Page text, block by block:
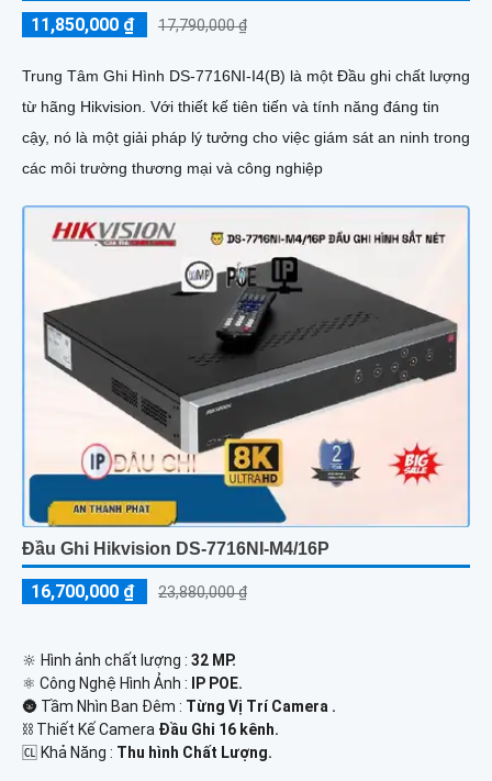
11,850,000 ₫ 17,790,000 ₫
Trung Tâm Ghi Hình DS-7716NI-I4(B) là một Đầu ghi chất lượng
từ hãng Hikvision. Với thiết kế tiên tiến và tính năng đáng tin
cậy, nó là một giải pháp lý tưởng cho việc giám sát an ninh trong
các môi trường thương mại và công nghiệp
Đầu Ghi Hikvision DS-7716NI-M4/16P
16,700,000 ₫ 23,880,000 ₫
🔆 Hình ảnh chất lượng : 32 MP.
⚛️ Công Nghệ Hình Ảnh :
IP POE.
🌚 Tầm Nhìn Ban Đêm : Từng Vị Trí Camera .
⛓ Thiết Kế Camera Đầu Ghi 16 kênh.
️🆑 Khả Năng : Thu hình Chất Lượng.